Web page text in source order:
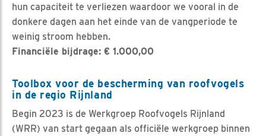
hun capaciteit te verliezen waardoor we vooral in de
donkere dagen aan het einde van de vangperiode te
weinig stroom hebben.
Financiële bijdrage: € 1.000,00
Toolbox voor de bescherming van roofvogels
in de regio Rijnland
Begin 2023 is de Werkgroep Roofvogels Rijnland
(WRR) van start gegaan als officiële werkgroep binnen